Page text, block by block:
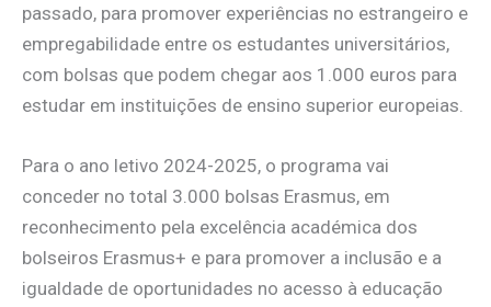
passado, para promover experiências no estrangeiro e
empregabilidade entre os estudantes universitários,
com bolsas que podem chegar aos 1.000 euros para
estudar em instituições de ensino superior europeias.
Para o ano letivo 2024-2025, o programa vai
conceder no total 3.000 bolsas Erasmus, em
reconhecimento pela excelência académica dos
bolseiros Erasmus+ e para promover a inclusão e a
igualdade de oportunidades no acesso à educação